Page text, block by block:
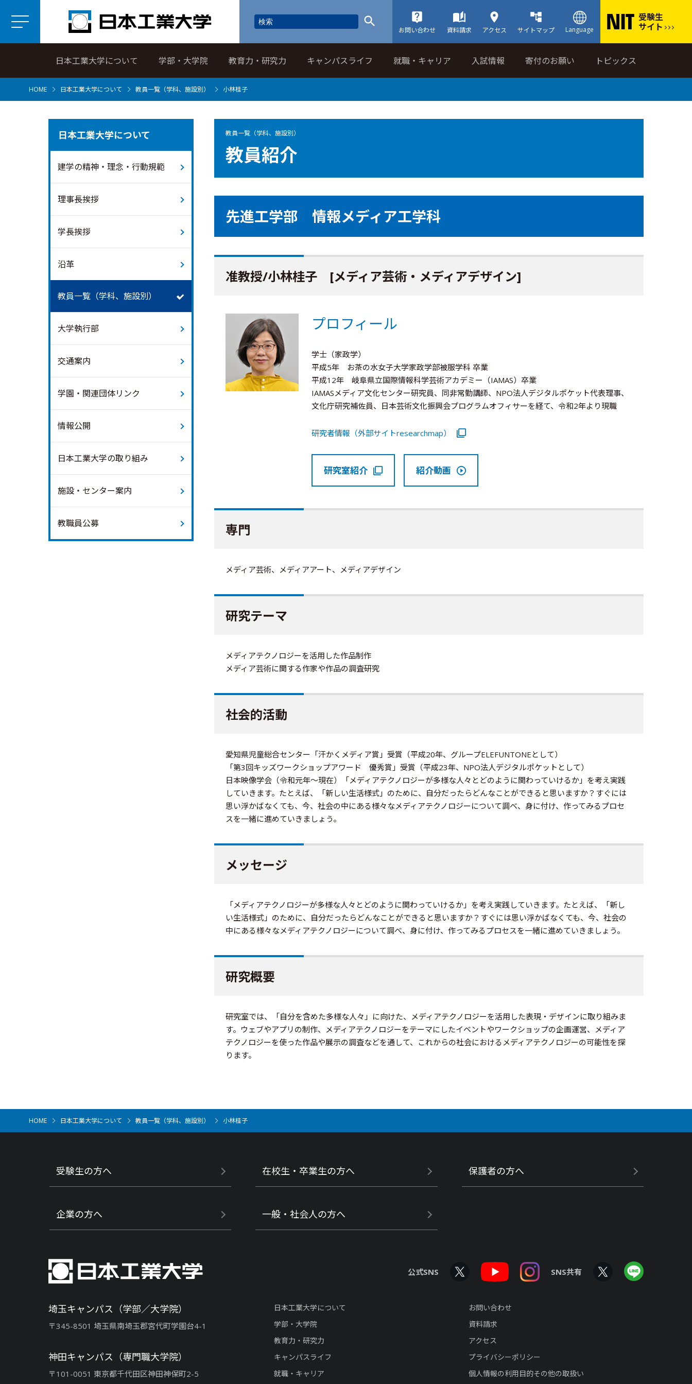
お問い合わせ 資料請求 アクセス サイトマップ Language
受験生
サイト
日本工業大学について 学部・大学院 教育力・研究力 キャンパスライフ 就職・キャリア 入試情報 寄付のお願い トピックス
HOME 日本工業大学について 教員一覧（学科、施設別） 小林桂子
教員一覧（学科、施設別）
教員紹介
先進工学部 情報メディア工学科
准教授/小林桂子 [メディア芸術・メディアデザイン]
プロフィール
学士（家政学）
平成5年 お茶の水女子大学家政学部被服学科 卒業
平成12年 岐阜県立国際情報科学芸術アカデミー（IAMAS）卒業
IAMASメディア文化センター研究員、同非常勤講師、NPO法人デジタルポケット代表理事、
文化庁研究補佐員、日本芸術文化振興会プログラムオフィサーを経て、令和2年より現職
研究者情報（外部サイトresearchmap）
研究室紹介 紹介動画
専門
メディア芸術、メディアアート、メディアデザイン
研究テーマ
メディアテクノロジーを活用した作品制作
メディア芸術に関する作家や作品の調査研究
社会的活動
愛知県児童総合センター「汗かくメディア賞」受賞（平成20年、グループELEFUNTONEとして）
「第3回キッズワークショップアワード 優秀賞」受賞（平成23年、NPO法人デジタルポケットとして）
日本映像学会（令和元年〜現在）「メディアテクノロジーが多様な人々とどのように関わっていけるか」を考え実践
していきます。たとえば、「新しい生活様式」のために、自分だったらどんなことができると思いますか？すぐには
思い浮かばなくても、今、社会の中にある様々なメディアテクノロジーについて調べ、身に付け、作ってみるプロセ
スを一緒に進めていきましょう。
メッセージ
「メディアテクノロジーが多様な人々とどのように関わっていけるか」を考え実践していきます。たとえば、「新し
い生活様式」のために、自分だったらどんなことができると思いますか？すぐには思い浮かばなくても、今、社会の
中にある様々なメディアテクノロジーについて調べ、身に付け、作ってみるプロセスを一緒に進めていきましょう。
研究概要
研究室では、「自分を含めた多様な人々」に向けた、メディアテクノロジーを活用した表現・デザインに取り組みま
す。ウェブやアプリの制作、メディアテクノロジーをテーマにしたイベントやワークショップの企画運営、メディア
テクノロジーを使った作品や展示の調査などを通して、これからの社会におけるメディアテクノロジーの可能性を探
ります。
日本工業大学について
建学の精神・理念・行動規範
理事長挨拶
学長挨拶
沿革
教員一覧（学科、施設別）
大学執行部
交通案内
学園・関連団体リンク
情報公開
日本工業大学の取り組み
施設・センター案内
教職員公募
HOME 日本工業大学について 教員一覧（学科、施設別） 小林桂子
受験生の方へ 在校生・卒業生の方へ 保護者の方へ
企業の方へ 一般・社会人の方へ
埼玉キャンパス（学部／大学院）
〒345-8501 埼玉県南埼玉郡宮代町学園台4-1
神田キャンパス（専門職大学院）
〒101-0051 東京都千代田区神田神保町2-5
日本工業大学について
学部・大学院
教育力・研究力
キャンパスライフ
就職・キャリア
お問い合わせ
資料請求
アクセス
プライバシーポリシー
個人情報の利用目的その他の取扱い
公式SNS SNS共有